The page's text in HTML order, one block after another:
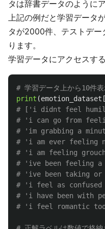
タは辞書データのように
上記の例だと学習データ
タが2000件、テストデ
ります。
学習データにアクセスす
print (emotion_dataset [
# ['i didnt feel
# 'i can go from
# 'im grabbing a
# 'i am ever feeling
# 'i am feeling
# 'ive been feeling a
# 'ive been taking or
# 'i feel as confused
# 'i have been with